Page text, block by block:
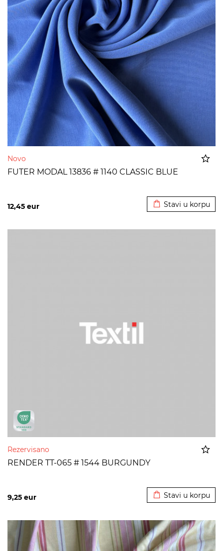
Novo
FUTER MODAL 13836 # 1140 CLASSIC BLUE
12,45 eur Stavi u korpu
Rezervisano
RENDER TT-065 # 1544 BURGUNDY
9,25 eur Stavi u korpu